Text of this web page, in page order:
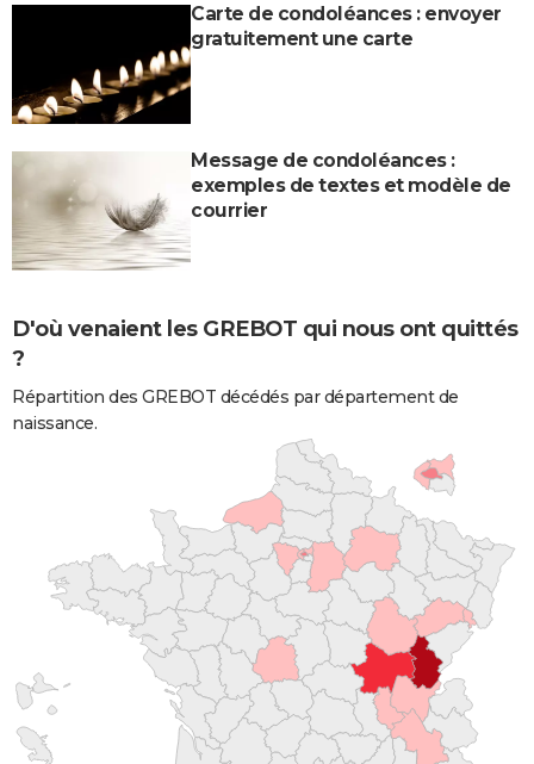
Carte de condoléances : envoyer
gratuitement une carte
Message de condoléances :
exemples de textes et modèle de
courrier
D'où venaient les GREBOT qui nous ont quittés
?
Répartition des GREBOT décédés par département de
naissance.